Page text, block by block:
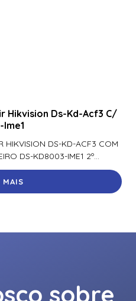
Hikvision Ds-Kd-Acf3 C/
HIKVISION DS-KD-ACF3 COM
DS-KD8003-IME1 2º...
MAIS
sobre